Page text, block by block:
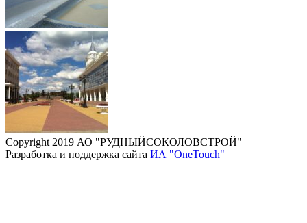
Copyright 2019 АО "РУДНЫЙСОКОЛОВСТРОЙ"
Разработка и поддержка сайта ИА "OneTouch"